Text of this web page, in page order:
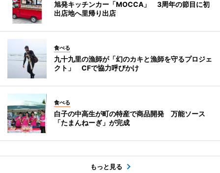
旭発キッチンカー「MOCCA」 3周年の節目に初
出店地へ里帰り出店
食べる
九十九里の漁師が「幻のカキと漁師を守るプロジェ
クト」 CFで協力呼びかけ
食べる
白子の中高生が町の特産で商品開発 万能ソース
「たまんねーぎ」が完成
もっと見る